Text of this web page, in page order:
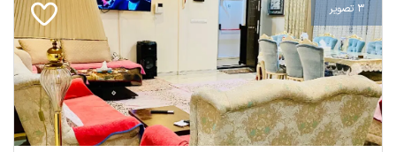
3 تصویر